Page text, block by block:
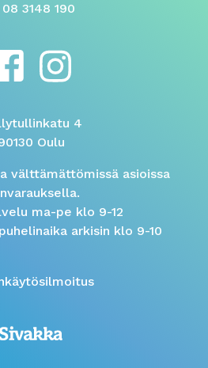
3148 190
4
Oulu
välttämättömissä asioissa
ma-pe klo 9-12
arkisin klo 9-10